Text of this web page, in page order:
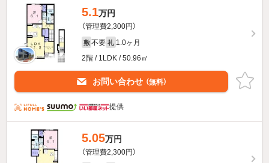
5.1万円
（管理費2,300円）
敷 不要 礼 1.0ヶ月
2階 / 1LDK / 50.96㎡
お問い合わせ （無料）
提供
5.05万円
（管理費2,300円）